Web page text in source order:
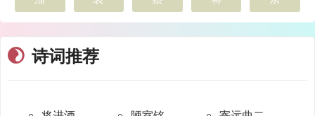
诗词推荐